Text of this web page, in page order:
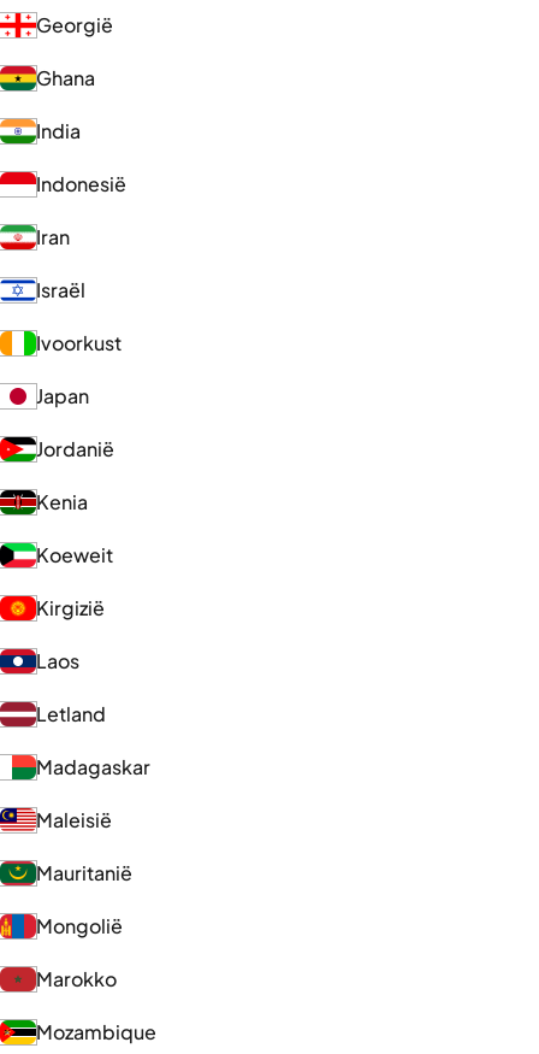
Georgië
Ghana
India
Indonesië
Iran
Israël
Ivoorkust
Japan
Jordanië
Kenia
Koeweit
Kirgizië
Laos
Letland
Madagaskar
Maleisië
Mauritanië
Mongolië
Marokko
Mozambique